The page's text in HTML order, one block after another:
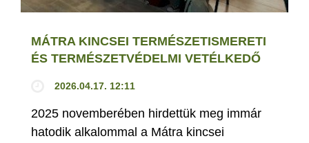
MÁTRA KINCSEI TERMÉSZETISMERETI
ÉS TERMÉSZETVÉDELMI VETÉLKEDŐ
2026.04.17. 12:11
2025 novemberében hirdettük meg immár
hatodik alkalommal a Mátra kincsei